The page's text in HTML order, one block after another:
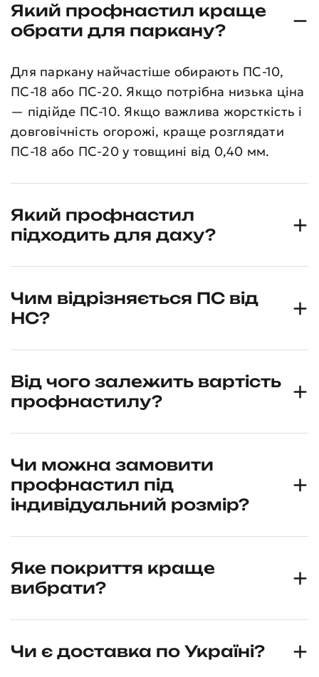
Який профнастил краще
обрати для паркану?
Для паркану найчастіше обирають ПС-10,
ПС-18 або ПС-20. Якщо потрібна низька ціна
— підійде ПС-10. Якщо важлива жорсткість і
довговічність огорожі, краще розглядати
ПС-18 або ПС-20 у товщині від 0,40 мм.
Який профнастил
підходить для даху?
Чим відрізняється ПС від
НС?
Від чого залежить вартість
профнастилу?
Чи можна замовити
профнастил під
індивідуальний розмір?
Яке покриття краще
вибрати?
Чи є доставка по Україні?